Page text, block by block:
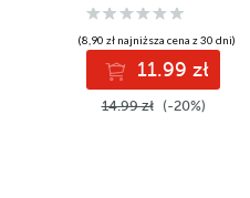
(8,90 zł najniższa cena z 30 dni)
11.99 zł
14.99 zł (-20%)